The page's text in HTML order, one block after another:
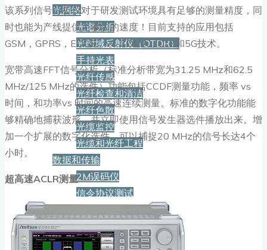
光网络
光谱分析
光时域反射仪（OTDR）
手持光表
光纤传感
光纤检查和清洁
光纤色散
光缆监控
光缆和光纤工程
数据和传输
2M误码仪
信令协议测试
存储和总线
数据和线缆测试
该系列信号分析仪对于研发测试环境具有足够的测量精度，同
时也能为产线提供足够快的速度！目前支持的应用包括
GSM，GPRS，EDGE，W-CDMA，LTE和5G技术。
宽带高速FFT信号分析（标准分析带宽为31.25 MHz和62.5
MHz/125 MHz的选件）功能包括CCDF测量功能，频率 vs
时间，和功率vs 时间的高速连续测量。标准的数字化功能能
够精确地捕获波形，并立即使用信号发生器选件播放出来。增
加一个扩展的数字化选件，可以捕捉20 MHz的信号长达4个
小时。
超高速ACLR测量